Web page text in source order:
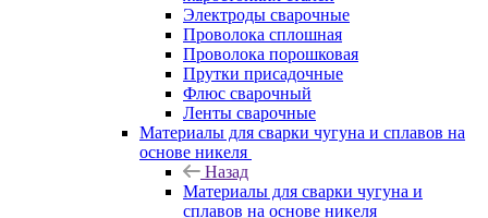
Электроды сварочные
Проволока сплошная
Проволока порошковая
Прутки присадочные
Флюс сварочный
Ленты сварочные
Материалы для сварки чугуна и сплавов на
основе никеля
Назад
Материалы для сварки чугуна и
сплавов на основе никеля